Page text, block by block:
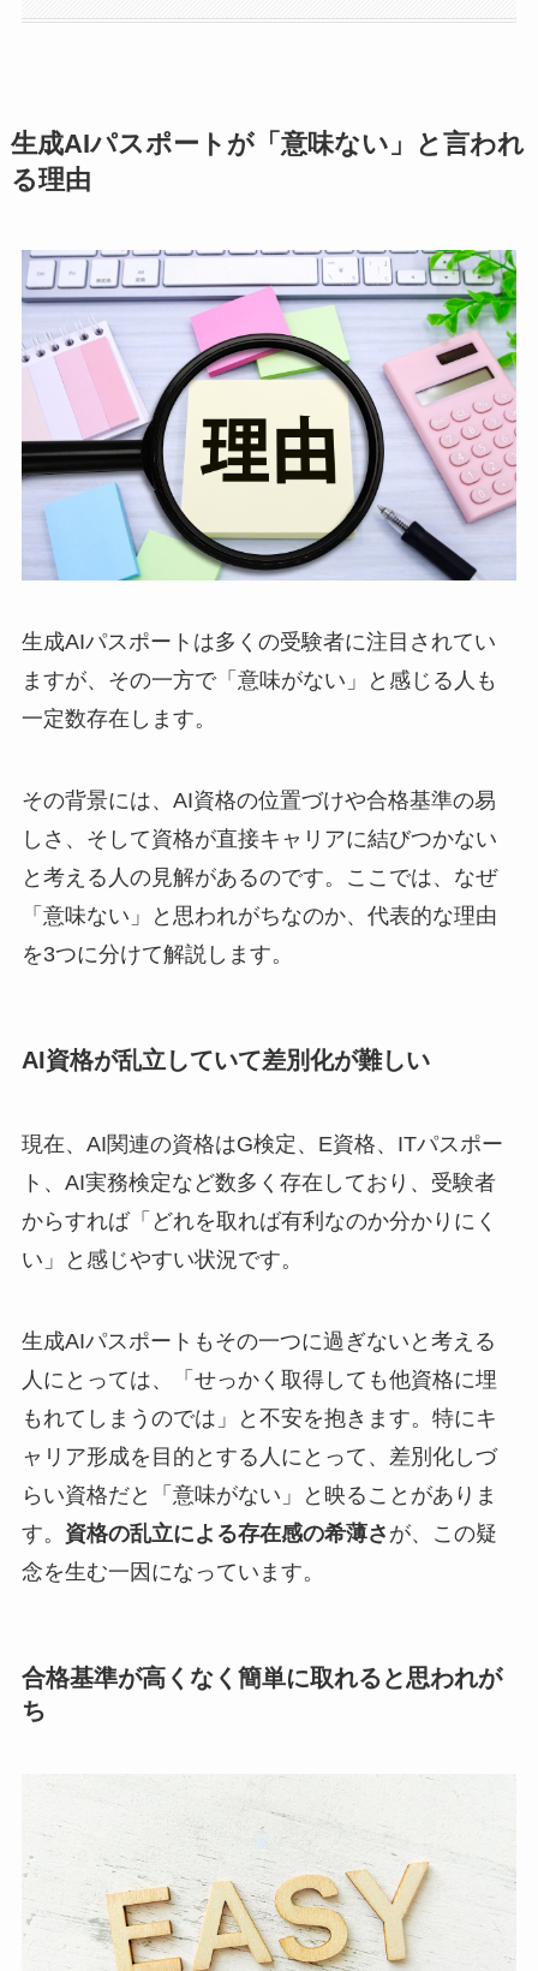
生成AIパスポートが「意味ない」と言われ
る理由
生成AIパスポートは多くの受験者に注目されてい
ますが、その一方で「意味がない」と感じる人も
一定数存在します。
その背景には、AI資格の位置づけや合格基準の易
しさ、そして資格が直接キャリアに結びつかない
と考える人の見解があるのです。ここでは、なぜ
「意味ない」と思われがちなのか、代表的な理由
を3つに分けて解説します。
AI資格が乱立していて差別化が難しい
現在、AI関連の資格はG検定、E資格、ITパスポー
ト、AI実務検定など数多く存在しており、受験者
からすれば「どれを取れば有利なのか分かりにく
い」と感じやすい状況です。
生成AIパスポートもその一つに過ぎないと考える
人にとっては、「せっかく取得しても他資格に埋
もれてしまうのでは」と不安を抱きます。特にキ
ャリア形成を目的とする人にとって、差別化しづ
らい資格だと「意味がない」と映ることがありま
す。 資格の乱立による存在感の希薄さ が、この疑
念を生む一因になっています。
合格基準が高くなく簡単に取れると思われが
ち